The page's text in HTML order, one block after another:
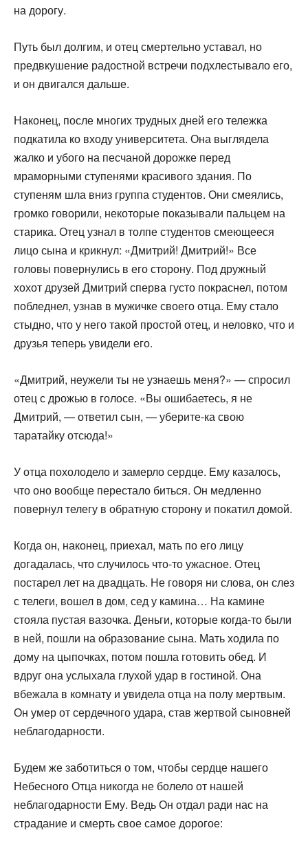
на дорогу.
Путь был долгим, и отец смертельно уставал, но
предвкуше­ние радостной встречи подхлестывало его,
и он двигался дальше.
Наконец, после многих трудных дней его тележка
подка­тила ко входу университета. Она выглядела
жалко и убого на песчаной дорожке перед
мраморными ступенями красивого здания. По
ступеням шла вниз группа студентов. Они смеялись,
громко говорили, некоторые показывали пальцем на
старика. Отец узнал в толпе студентов смеющееся
лицо сына и крикнул: «Дмитрий! Дмитрий!» Все
головы поверну­лись в его сторону. Под дружный
хохот друзей Дмитрий сперва густо покраснел, потом
побледнел, узнав в мужичке своего отца. Ему стало
стыдно, что у него такой простой отец, и неловко, что и
друзья теперь увидели его.
«Дмитрий, неужели ты не узнаешь меня?» — спросил
отец с дрожью в голосе. «Вы ошибаетесь, я не
Дмитрий, — ответил сын, — уберите-ка свою
таратайку отсюда!»
У отца похолодело и замерло сердце. Ему казалось,
что оно вообще перестало биться. Он медленно
повернул телегу в обратную сторону и покатил домой.
Когда он, наконец, приехал, мать по его лицу
догадалась, что случилось что-то ужасное. Отец
постарел лет на двад­цать. Не говоря ни слова, он слез
с телеги, вошел в дом, сед у камина… На камине
стояла пустая вазочка. Деньги, кото­рые когда-то были
в ней, пошли на образование сына. Мать ходила по
дому на цыпочках, потом пошла готовить обед. И
вдруг она услыхала глухой удар в гостиной. Она
вбежала в комнату и увидела отца на полу мертвым.
Он умер от сердеч­ного удара, став жертвой сыновней
неблагодарности.
Будем же заботиться о том, чтобы сердце нашего
Небесного Отца никогда не болело от нашей
неблагодарности Ему. Ведь Он отдал ради нас на
страдание и смерть свое самое дорогое: